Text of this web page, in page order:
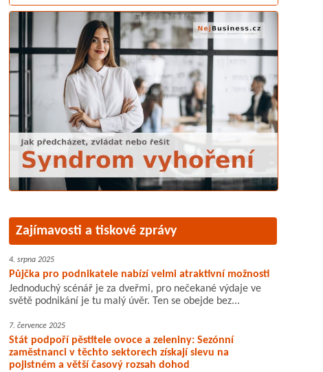
Zajímavosti a tiskové zprávy
4. srpna 2025
Půjčka pro podnikatele nabízí velmi atraktivní možnosti
Jednoduchý scénář je za dveřmi, pro nečekané výdaje ve
světě podnikání je tu malý úvěr. Ten se obejde bez...
7. července 2025
Stát podpoří pěstitele ovoce a zeleniny: Sezónní
zaměstnanci v těchto sektorech získají slevu na
pojistném a větší časový rozsah dohod